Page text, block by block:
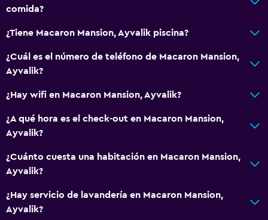
comida?
¿Tiene Macaron Mansion, Ayvalik piscina?
¿Cuál es el número de teléfono de Macaron Mansion,
Ayvalik?
¿Hay wifi en Macaron Mansion, Ayvalik?
¿A qué hora es el check-out en Macaron Mansion,
Ayvalik?
¿Cuánto cuesta una habitación en Macaron Mansion,
Ayvalik?
¿Hay servicio de lavandería en Macaron Mansion,
Ayvalik?